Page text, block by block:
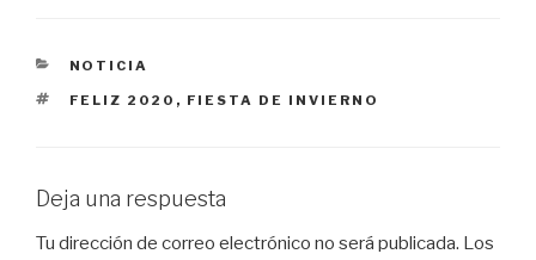
CATEGORÍAS
NOTICIA
ETIQUETAS
FELIZ 2020 , FIESTA DE INVIERNO
Deja una respuesta
Tu dirección de correo electrónico no será publicada. Los